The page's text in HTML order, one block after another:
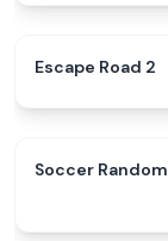
Escape Road 2
Soccer Random